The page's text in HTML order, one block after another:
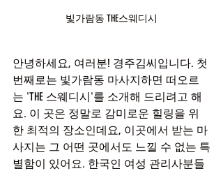
빛가람동 THE스웨디시
안녕하세요, 여러분! 경주김씨입니다. 첫
번째로는 빛가람동 마사지하면 떠오르
는 'THE 스웨디시'를 소개해 드리려고 해
요. 이 곳은 정말로 감미로운 힐링을 위
한 최적의 장소인데요, 이곳에서 받는 마
사지는 그 어떤 곳에서도 느낄 수 없는 특
별함이 있어요. 한국인 여성 관리사분들